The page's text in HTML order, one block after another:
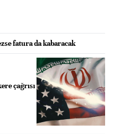
fatura da kabaracak
çağrısı